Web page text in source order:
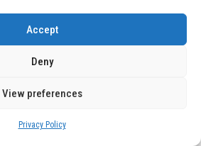
Accept
Deny
View preferences
Privacy Policy
BYD revela en
añadir 400 km de rango
5 minutos de carga
W, rango de 45 km y